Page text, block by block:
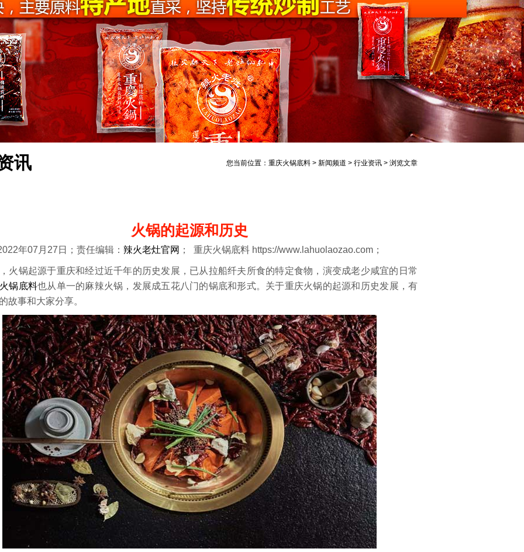
您当前位置： 重庆火锅底料 > 新闻频道 > 行业资讯 > 浏览文章
讯
火锅的起源和历史
年07月27日；责任编辑： 辣火老灶官网 ； 重庆火锅底料 https://www.lahuolaozao.com；
火锅起源于重庆和经过近千年的历史发展，已从拉船纤夫所食的特定食物，演变成老少咸宜的日常
火锅底料也从单一的麻辣火锅，发展成五花八门的锅底和形式。关于重庆火锅的起源和历史发展，有
故事和大家分享。